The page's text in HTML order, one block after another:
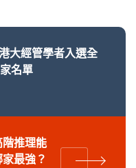
大經管學者入選全
名單
推理能
最強？